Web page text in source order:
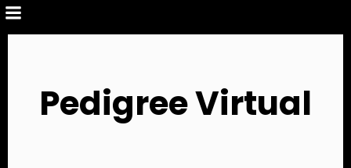
Pedigree Virtual